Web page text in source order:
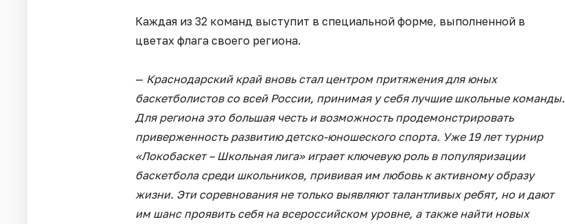
Каждая из 32 команд выступит в специальной форме, выполненной в
цветах флага своего региона.
— Краснодарский край вновь стал центром притяжения для юных
баскетболистов со всей России, принимая у себя лучшие школьные команды.
Для региона это большая честь и возможность продемонстрировать
приверженность развитию детско-юношеского спорта. Уже 19 лет турнир
«Локобаскет – Школьная лига» играет ключевую роль в популяризации
баскетбола среди школьников, прививая им любовь к активному образу
жизни. Эти соревнования не только выявляют талантливых ребят, но и дают
им шанс проявить себя на всероссийском уровне, а также найти новых